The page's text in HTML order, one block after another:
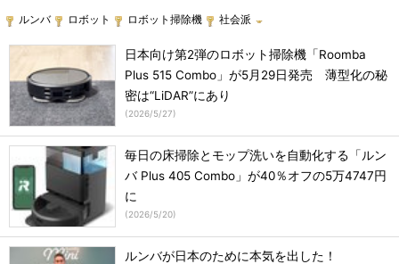
ルンバ ロボット ロボット掃除機 社会派
日本向け第2弾のロボット掃除機「Roomba
Plus 515 Combo」が5月29日発売 薄型化の秘
密は“LiDAR”にあり
(2026/5/27)
毎日の床掃除とモップ洗いを自動化する「ルン
バ Plus 405 Combo」が40％オフの5万4747円
に
(2026/5/20)
ルンバが日本のために本気を出した！